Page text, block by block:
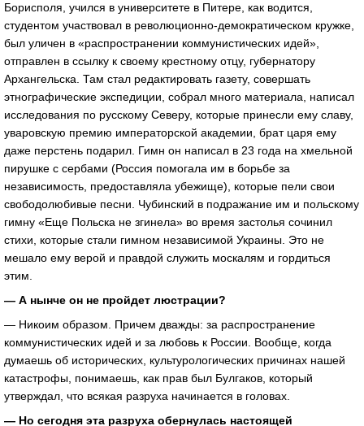
Борисполя, учился в университете в Питере, как водится,
студентом участвовал в революционно-демократическом кружке,
был уличен в «распространении коммунистических идей»,
отправлен в ссылку к своему крестному отцу, губернатору
Архангельска. Там стал редактировать газету, совершать
этнографические экспедиции, собрал много материала, написал
исследования по русскому Северу, которые принесли ему славу,
уваровскую премию императорской академии, брат царя ему
даже перстень подарил. Гимн он написал в 23 года на хмельной
пирушке с сербами (Россия помогала им в борьбе за
независимость, предоставляла убежище), которые пели свои
свободолюбивые песни. Чубинский в подражание им и польскому
гимну «Еще Польска не згинела» во время застолья сочинил
стихи, которые стали гимном независимой Украины. Это не
мешало ему верой и правдой служить москалям и гордиться
этим.
— А нынче он не пройдет люстрации?
— Никоим образом. Причем дважды: за распространение
коммунистических идей и за любовь к России. Вообще, когда
думаешь об исторических, культурологических причинах нашей
катастрофы, понимаешь, как прав был Булгаков, который
утверждал, что всякая разруха начинается в головах.
— Но сегодня эта разруха обернулась настоящей